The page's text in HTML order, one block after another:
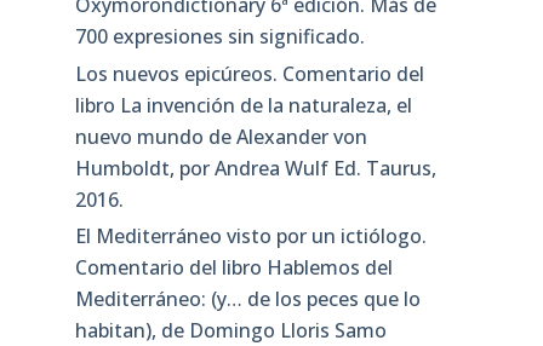
700 expresiones sin significado.
Los nuevos epicúreos. Comentario del
libro La invención de la naturaleza, el
nuevo mundo de Alexander von
Humboldt, por Andrea Wulf Ed. Taurus,
2016.
El Mediterráneo visto por un ictiólogo.
Comentario del libro Hablemos del
Mediterráneo: (y… de los peces que lo
habitan), de Domingo Lloris Samo